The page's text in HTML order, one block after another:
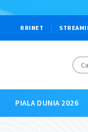
RRINET
PIALA DUNIA 2026